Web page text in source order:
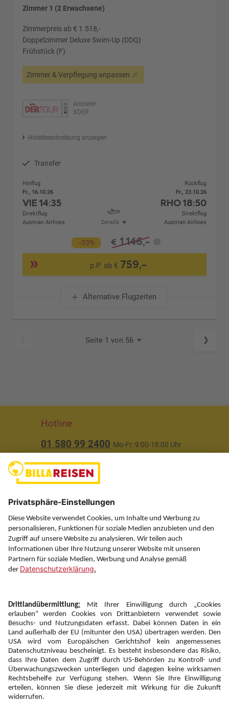
Zimmer 1 (2 Erwachsene)
Zimmerpreis ab € 1.518,-
Doppelzimmer Deluxe Swim-Up (DDQ)
Frühstück (F)
Zimmer & Verpflegung anpassen
Anbieter:
XDER
Hotelbeschreibung anzeigen
Transfer
Hinflug
Fr., 16.10.26
VIE14:35
Direktflug
Austrian Airlines
Details
Rückflug
Fr., 23.10.26
RHO18:50
Direktflug
Austrian Airlines
-33% € 1.146,-
p.P. ab € 759,-
Alternative Flugzeiten
Seite 1 von 56
Hotline
01 580 99 2400 Mo-Fr: 9:00-18:00 Uhr
Über uns
Service
Information
Folgen Sie uns auf
Newsletter:
Anmelden